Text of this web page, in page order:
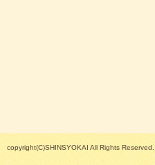
copyright(C)SHINSYOKAI All Rights Reserved.